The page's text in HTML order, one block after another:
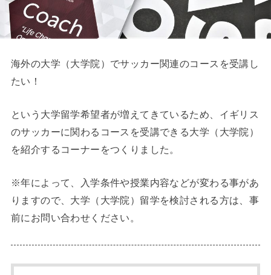
海外の大学（大学院）でサッカー関連のコースを受講し
たい！
という大学留学希望者が増えてきているため、イギリス
のサッカーに関わるコースを受講できる大学（大学院）
を紹介するコーナーをつくりました。
※年によって、入学条件や授業内容などが変わる事があ
りますので、大学（大学院）留学を検討される方は、事
前にお問い合わせください。